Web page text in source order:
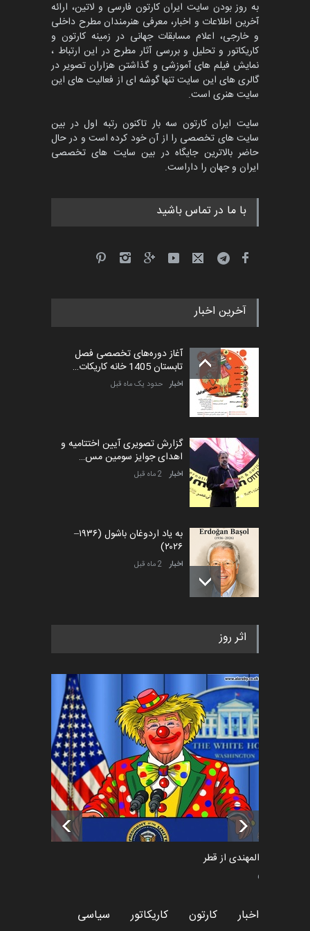
جشنواره بین‌المللی کارتون
مدارس پرتغال، ۲۰۲۷
مهلت 4 ماه دیگر
پنجمین مسابقۀ بین‌المللی
کارتون طنز «کلاه‌ای…
مهلت
به روز بودن سایت ایران کارتون فارسی و لاتین، ارائه
آخرین اطلاعات و اخبار، معرفی هنرمندان مطرح داخلی
و خارجی، اعلام مسابقات جهانی در زمینه کارتون و
کاریکاتور و تحلیل و بررسی آثار مطرح در این ارتباط ،
نمایش فیلم های آموزشی و گذاشتن هزاران تصویر در
گالری های این سایت تنها گوشه ای از فعالیت های این
سایت هنری است.
سایت ایران کارتون سه بار تاکنون رتبه اول در بین
سایت های تخصصی را از آن خود کرده است و در حال
حاضر بالاترین جایگاه در بین سایت های تخصصی
ایران و جهان را داراست.
با ما در تماس باشید
آخرین اخبار
آغاز دوره‌های تخصصی فصل
تابستان 1405 خانه کاریکات…
اخبار حدود یک ماه قبل
گزارش تصویری آیین اختتامیه و
اهدای جوایز سومین مس…
اخبار 2 ماه قبل
به یاد اردوغان باشول (۱۹۳۶–
۲۰۲۶)
اخبار 2 ماه قبل
رویداد کارگاهی کارتون و پوستر
اخبار 6 ماه قبل
فراخوان رویداد کارگاهی کارتون و
پوستر "ایران سربل…
اخبار 6 ماه قبل
تسلیت به همکار | سهراب خیری
اخبار 6 ماه قبل
اثر روز
سعد المهندی از قطر
سیاسی
اخبار کارتون کاریکاتور سیاسی